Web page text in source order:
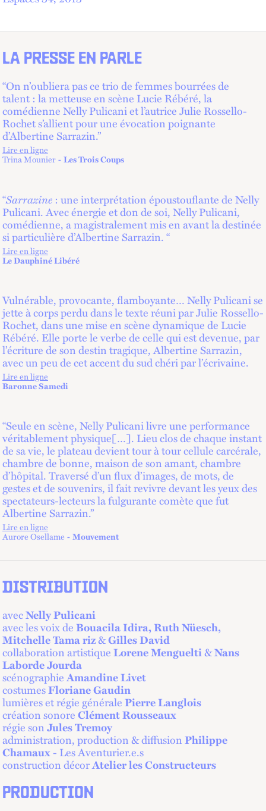
LA PRESSE EN PARLE
“On n’oubliera pas ce trio de femmes bourrées de
talent : la metteuse en scène Lucie Rébéré, la
comédienne Nelly Pulicani et l’autrice Julie Rossello-
Rochet s’allient pour une évocation poignante
d’Albertine Sarrazin.”
Lire en ligne
Trina Mounier
Les Trois Coups
“Sarrazine : une interprétation époustouflante de Nelly
Pulicani. Avec énergie et don de soi, Nelly Pulicani,
comédienne, a magistralement mis en avant la destinée
si particulière d’Albertine Sarrazin. “
Lire en ligne
Le Dauphiné Libéré
Vulnérable, provocante, flamboyante… Nelly Pulicani se
jette à corps perdu dans le texte réuni par Julie Rossello-
Rochet, dans une mise en scène dynamique de Lucie
Rébéré. Elle porte le verbe de celle qui est devenue, par
l’écriture de son destin tragique, Albertine Sarrazin,
avec un peu de cet accent du sud chéri par l’écrivaine.
Lire en ligne
Baronne Samedi
“Seule en scène, Nelly Pulicani livre une performance
véritablement physique[…]. Lieu clos de chaque instant
de sa vie, le plateau devient tour à tour cellule carcérale,
chambre de bonne, maison de son amant, chambre
d’hôpital. Traversé d’un flux d’images, de mots, de
gestes et de souvenirs, il fait revivre devant les yeux des
spectateurs-lecteurs la fulgurante comète que fut
Albertine Sarrazin.”
Lire en ligne
Aurore Osellame
Mouvement
DISTRIBUTION
avecNelly Pulicani
avec les voix deBouacila Idira, Ruth Nüesch,
Mitchelle Tama riz&Gilles David
collaboration artistiqueLorene Menguelti&Nans
Laborde Jourda
scénographieAmandine Livet
costumesFloriane Gaudin
lumières et régie généralePierre Langlois
création sonoreClément Rousseaux
régie sonJules Tremoy
administration, production & diffusionPhilippe
Chamaux- Les Aventurier.e.s
construction décorAtelier les Constructeurs
PRODUCTION